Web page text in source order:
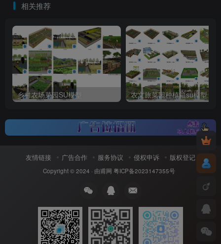
相关推荐
乡村农场菜园SU模型 农文旅菜园种植箱su模型
友情链接 广告合作 服务协议 侵权申诉 版权登记
Copyright © 2024 · 由甫网 粤ICP备2023147355号